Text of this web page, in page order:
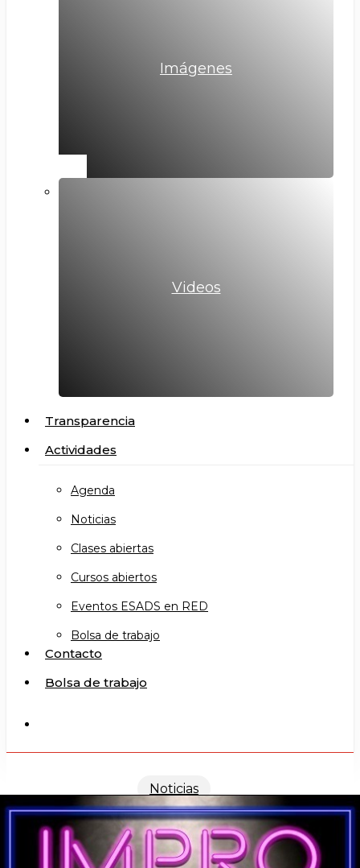
Imágenes
Videos
Transparencia
Actividades
Agenda
Noticias
Clases abiertas
Cursos abiertos
Eventos ESADS en RED
Bolsa de trabajo
Contacto
Bolsa de trabajo
Noticias
Impro